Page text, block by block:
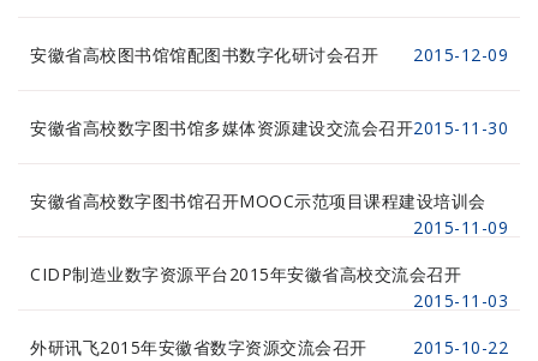
安徽省高校图书馆馆配图书数字化研讨会召开 2015-12-09
安徽省高校数字图书馆多媒体资源建设交流会召开2015-11-30
安徽省高校数字图书馆召开MOOC示范项目课程建设培训会
2015-11-09
CIDP制造业数字资源平台2015年安徽省高校交流会召开
2015-11-03
外研讯飞2015年安徽省数字资源交流会召开 2015-10-22